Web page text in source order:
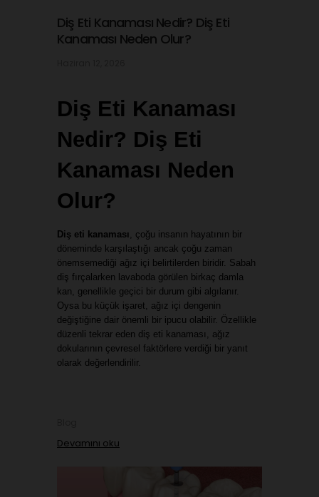
Diş Eti Kanaması Nedir? Diş Eti
Kanaması Neden Olur?
Diş Eti Kanaması
Nedir? Diş Eti
Kanaması Neden
Olur?
Diş eti kanaması, çoğu insanın hayatının bir
döneminde karşılaştığı ancak çoğu zaman
önemsemediği ağız içi belirtilerden biridir. Sabah
diş fırçalarken lavaboda görülen birkaç damla
kan, genellikle geçici bir durum gibi algılanır.
Oysa bu küçük işaret, ağız içi dengenin
değiştiğine dair önemli bir ipucu olabilir. Özellikle
düzenli tekrar eden diş eti kanaması, ağız
dokularının çevresel faktörlere verdiği bir yanıt
olarak değerlendirilir.
Devamını oku